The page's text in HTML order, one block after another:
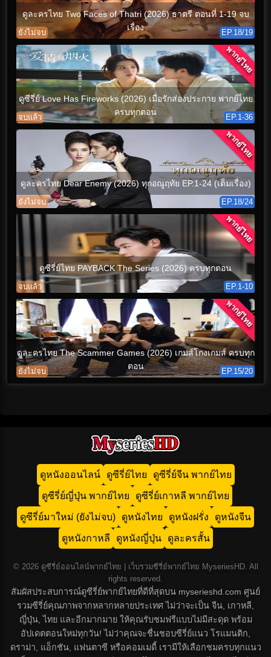
ดูละครไทย Two Faces of Thatri (2026) ธาตรี ตอนที่ 1-19 จบ
เรื่อง
ยังไม่จบ EP.18/19
ดูซีรี่ย์ Love Has Fireworks (2026) เมื่อรักส่องประกาย พากย์ไทย
ครบทุกตอน
จบแล้ว EP.1-36
พากย์ไทย
ดูละครไทย Dear Enemy (2026) ทุกอณูฤทัย EP.1-24 (เต็มเรื่อง)
ยังไม่จบ EP.18/24
พากย์ไทย
ดูซีรี่ย์ไทย PAYBACK The Series (2026) ครบทุกตอน
จบแล้ว EP.1-10
พากย์ไทย
ดูละครไทย The Scammer Games (2026) เกมส์โกงเกมส์ ครบทุก
ตอน
ยังไม่จบ EP.15/20
พากย์ไทย
ดูหนังออนไลน์ ดูซีรี่ย์ไทย ดูซีรี่ย์จีน พากย์ไทย
ดูซีรี่ย์ญี่ปุ่น พากย์ไทย ดูซีรี่ย์เกาหลี พากย์ไทย
ดูซีรี่ย์มาใหม่ (ยังไม่จบ) ดูหนังไทย ดูหนังฝรั่ง ดูหนังจีน
ดูหนังกาหลี ดูหนังญี่ปุ่น ดูละครสั้น
© 2026 ดูซีรี่ย์ออนไลน์พากย์ไทย | เว็บรวมซีรี่ย์พากย์ไทย MyseriesHD. All
rights reserved.
สัมผัสประสบการณ์ดูซีรี่ย์พากย์ไทยที่ดีที่สุดบน myserieshd.com ศูนย์
รวมซีรี่ย์คุณภาพจากหลากหลายประเทศ ไม่ว่าจะเป็น จีน, เกาหลี,
ญี่ปุ่น, ไทย และอีกมากมาย ให้คุณรับชมฟรีแบบไม่มีสะดุด พร้อม
อัปเดตตอนใหม่ทุกวัน! ไม่ว่าคุณจะชื่นชอบซีรี่ย์แนว โรแมนติก,
ดราม่า, แอ็กชัน, แฟนตาซี หรือคอมเมดี้ เรามีให้เลือกชมครบทุกแนว